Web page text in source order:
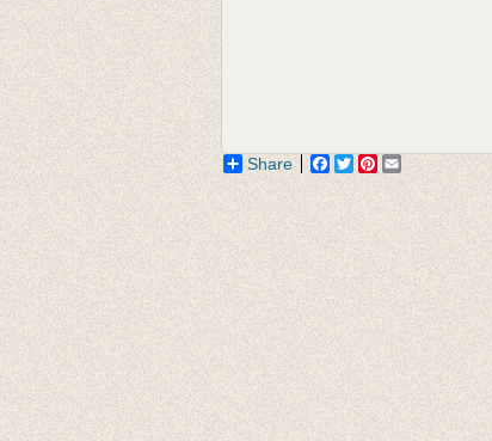
Share Facebook
TwitterPinterest